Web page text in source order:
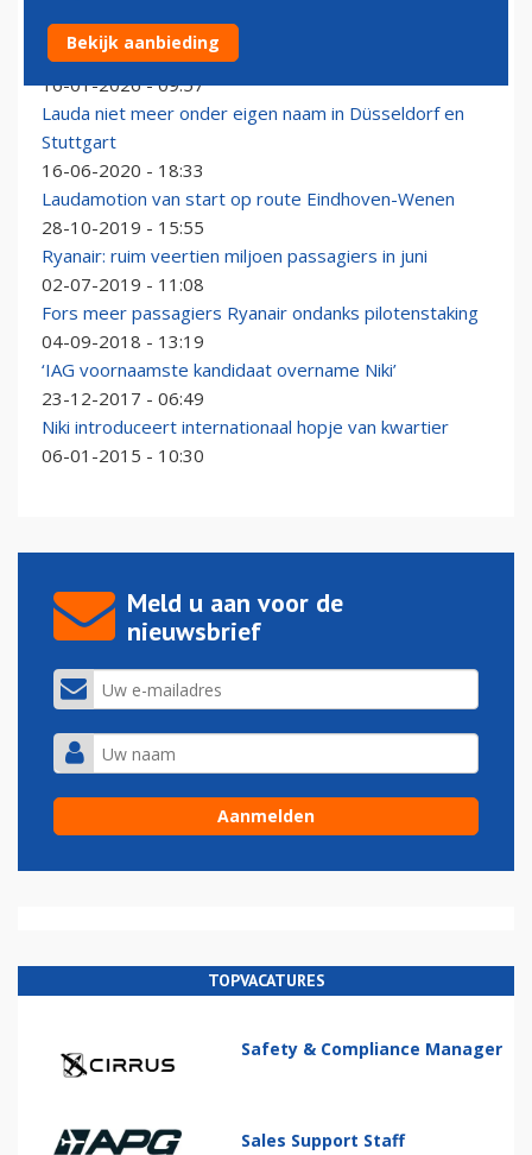
Ryanair-topman heeft nog steeds interesse in Airbus
A320neo, mits ze op tijd komen
16-01-2026 - 09:57
Lauda niet meer onder eigen naam in Düsseldorf en
Stuttgart
16-06-2020 - 18:33
Laudamotion van start op route Eindhoven-Wenen
28-10-2019 - 15:55
Ryanair: ruim veertien miljoen passagiers in juni
02-07-2019 - 11:08
Fors meer passagiers Ryanair ondanks pilotenstaking
04-09-2018 - 13:19
‘IAG voornaamste kandidaat overname Niki’
23-12-2017 - 06:49
Niki introduceert internationaal hopje van kwartier
06-01-2015 - 10:30
Meld u aan voor de
nieuwsbrief
TOPVACATURES
Safety & Compliance Manager
Sales Support Staff
Bekijk aanbieding